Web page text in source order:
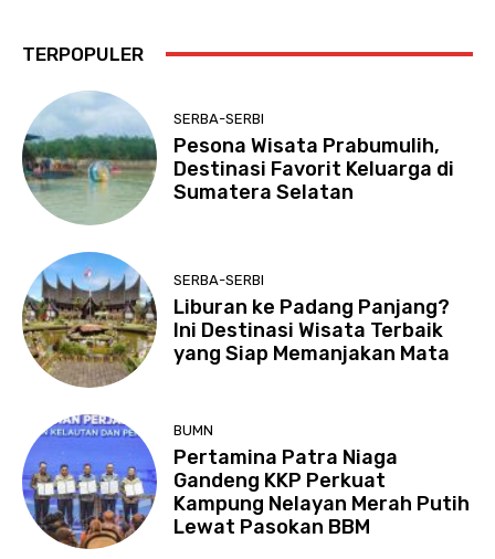
TERPOPULER
SERBA-SERBI
Pesona Wisata Prabumulih,
Destinasi Favorit Keluarga di
Sumatera Selatan
SERBA-SERBI
Liburan ke Padang Panjang?
Ini Destinasi Wisata Terbaik
yang Siap Memanjakan Mata
BUMN
Pertamina Patra Niaga
Gandeng KKP Perkuat
Kampung Nelayan Merah Putih
Lewat Pasokan BBM